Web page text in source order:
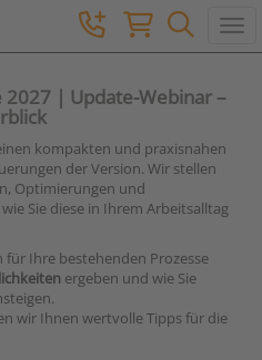
| Update-Webinar –
kompakten und praxisnahen
der Version. Wir stellen
Optimierungen und
Sie diese in Ihrem Arbeitsalltag
für Ihre bestehenden Prozesse
ergeben und wie Sie
wir Ihnen wertvolle Tipps für die